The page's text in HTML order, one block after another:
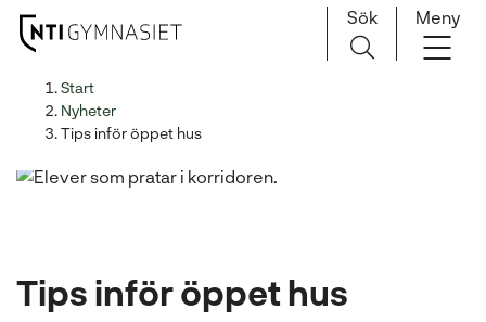
Huvudnavigation
Sök Meny
Start
Nyheter
Tips inför öppet hus
Tips inför öppet hus